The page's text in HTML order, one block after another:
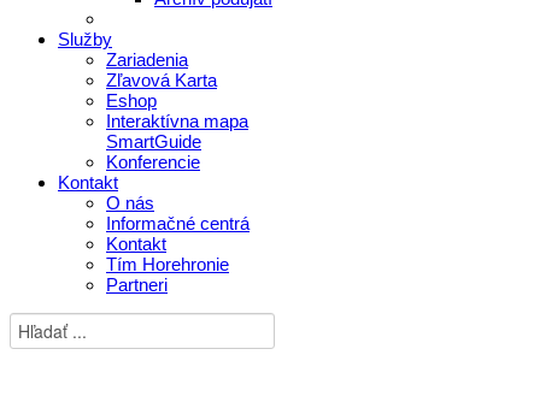
Služby
Zariadenia
Zľavová Karta
Eshop
Interaktívna mapa
SmartGuide
Konferencie
Kontakt
O nás
Informačné centrá
Kontakt
Tím Horehronie
Partneri